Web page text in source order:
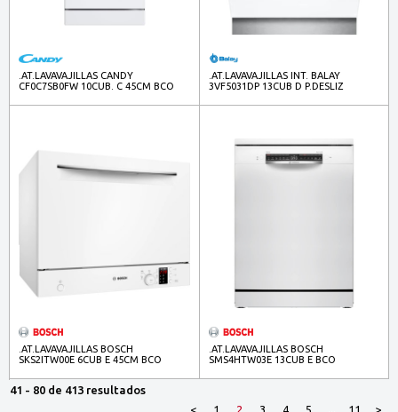
.AT.LAVAVAJILLAS CANDY
CF0C7SB0FW 10CUB. C 45CM BCO
.AT.LAVAVAJILLAS INT. BALAY
3VF5031DP 13CUB D P.DESLIZ
.AT.LAVAVAJILLAS BOSCH
SKS2ITW00E 6CUB E 45CM BCO
.AT.LAVAVAJILLAS BOSCH
SMS4HTW03E 13CUB E BCO
41 - 80 de 413 resultados
<
1 2 3 4 5 ... 11 >